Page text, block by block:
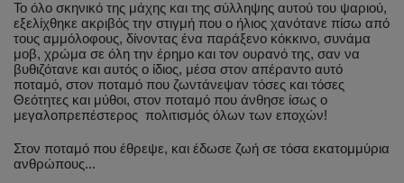
Το όλο σκηνικό της μάχης και της σύλληψης αυτού του ψαριού,
εξελίχθηκε ακριβός την στιγμή που ο ήλιος χανότανε πίσω από
τους αμμόλοφους, δίνοντας ένα παράξενο κόκκινο, συνάμα
μοβ, χρώμα σε όλη την έρημο και τον ουρανό της, σαν να
βυθιζότανε και αυτός ο ίδιος, μέσα στον απέραντο αυτό
ποταμό, στον ποταμό που ζωντάνεψαν τόσες και τόσες
Θεότητες και μύθοι, στον ποταμό που άνθησε ίσως ο
μεγαλοπρεπέστερος πολιτισμός όλων των εποχών!
Στον ποταμό που έθρεψε, και έδωσε ζωή σε τόσα εκατομμύρια
ανθρώπους...